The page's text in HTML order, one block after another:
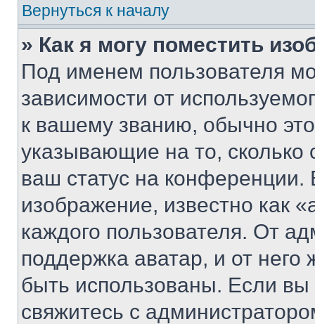
Вернуться к началу
» Как я могу поместить
Под именем пользователя
зависимости от
к вашему званию, обычно это
указывающие на то,
ваш статус на
изображение, известно как
каждого пользователя. От
поддержка аватар, и от него
быть использованы. Если
свяжитесь с